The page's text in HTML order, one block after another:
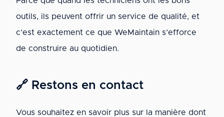
outils, ils peuvent offrir un service de qualité, et
c’est exactement ce que WeMaintain s’efforce
de construire au quotidien.
🔗 Restons en contact
Vous souhaitez en savoir plus sur la manière dont